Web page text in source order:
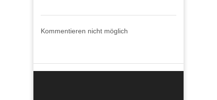
Kommentieren nicht möglich